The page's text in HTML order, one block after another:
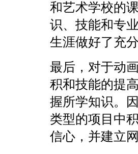
和艺术学校的
识、技能和专
生涯做好了充
最后，对于动
积和技能的提
握所学知识。
类型的项目中
信心，并建立